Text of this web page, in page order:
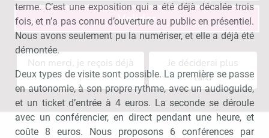
terme. C’est une exposition qui a été déjà décalée trois
fois, et n’a pas connu d’ouverture au public en présentiel.
Nous avons seulement pu la numériser, et elle a déjà été
démontée.
Deux types de visite sont possible. La première se passe
en autonomie, à son propre rythme, avec un audioguide,
et un ticket d’entrée à 4 euros. La seconde se déroule
avec un conférencier, en direct pendant une heure, et
coûte 8 euros. Nous proposons 6 conférences par
Valider
Non merci, je reçois déjà
!
Je déciderai plus
tard